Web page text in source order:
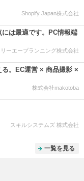
Shopify Japan株式会社
は最適です。PC情報端
リーエープランニング株式会社
。EC運営 × 商品撮影 ×
株式会社makotoba
スキルシステムズ 株式会社
一覧を見る